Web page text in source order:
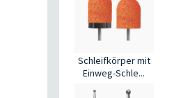
Schleifkörper mit
Einweg-Schle...